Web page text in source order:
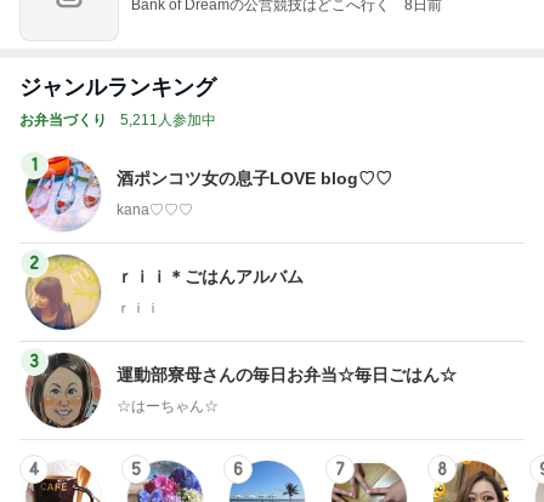
Bank of Dreamの公営競技はどこへ行く 8日前
ジャンルランキング
お弁当づくり 5,211人参加中
1
酒ポンコツ女の息子LOVE blog♡♡
kana♡♡♡
2
ｒｉｉ＊ごはんアルバム
ｒｉｉ
3
運動部寮母さんの毎日お弁当☆毎日ごはん☆
☆はーちゃん☆
4 5 6 7 8